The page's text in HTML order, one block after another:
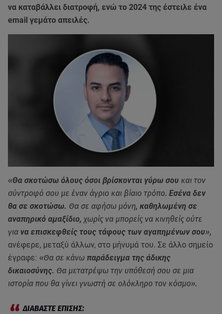
να καταβάλλει διατροφή, ενώ το 2024 της έστειλε ένα
email γεμάτο απειλές.
«Θα σκοτώσω όλους όσοι βρίσκονται γύρω σου και τον
σύντροφό σου με έναν άγριο και βίαιο τρόπο. Εσένα δεν
θα σε σκοτώσω. Θα σε αφήσω μόνη, καθηλωμένη σε
αναπηρικό αμαξίδιο, χωρίς να μπορείς να κινηθείς ούτε
για να επισκεφθείς τους τάφους των αγαπημένων σου»,
ανέφερε, μεταξύ άλλων, στο μήνυμά του. Σε άλλο σημείο
έγραφε: «Θα σε κάνω παράδειγμα της άδικης
δικαιοσύνης. Θα μετατρέψω την υπόθεσή σου σε μια
ιστορία που θα γίνει γνωστή σε ολόκληρο τον κόσμο».